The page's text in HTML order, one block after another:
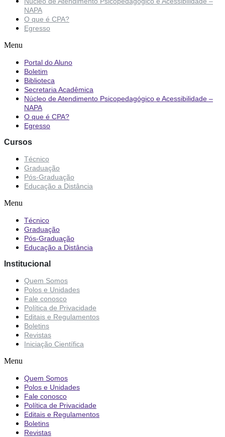
NAPA
O que é CPA?
Egresso
Menu
Portal do Aluno
Boletim
Biblioteca
Secretaria Acadêmica
Núcleo de Atendimento Psicopedagógico e Acessibilidade –
NAPA
O que é CPA?
Egresso
Cursos
Técnico
Graduação
Pós-Graduação
Educação a Distância
Menu
Técnico
Graduação
Pós-Graduação
Educação a Distância
Institucional
Quem Somos
Polos e Unidades
Fale conosco
Política de Privacidade
Editais e Regulamentos
Boletins
Revistas
Iniciação Científica
Menu
Quem Somos
Polos e Unidades
Fale conosco
Política de Privacidade
Editais e Regulamentos
Boletins
Revistas